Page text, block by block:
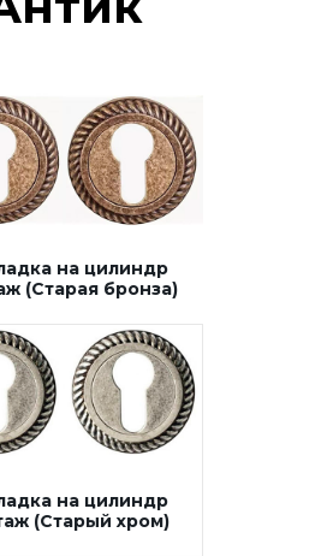
на цилиндр
(Старая бронза)
на цилиндр
(Старый хром)